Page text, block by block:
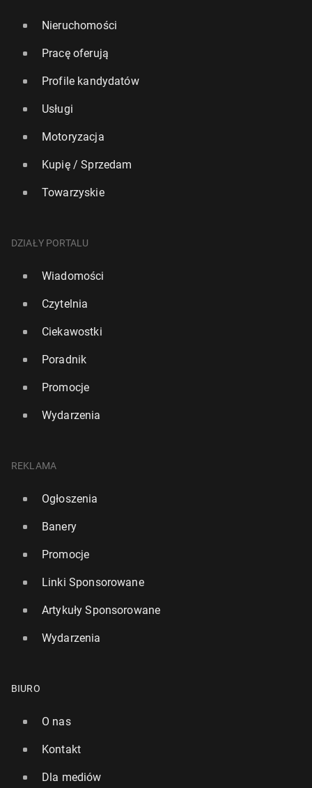
Nieruchomości
Pracę oferują
Profile kandydatów
Usługi
Motoryzacja
Kupię / Sprzedam
Towarzyskie
DZIAŁY PORTALU
Wiadomości
Czytelnia
Ciekawostki
Poradnik
Promocje
Wydarzenia
REKLAMA
Ogłoszenia
Banery
Promocje
Linki Sponsorowane
Artykuły Sponsorowane
Wydarzenia
BIURO
O nas
Kontakt
Dla mediów